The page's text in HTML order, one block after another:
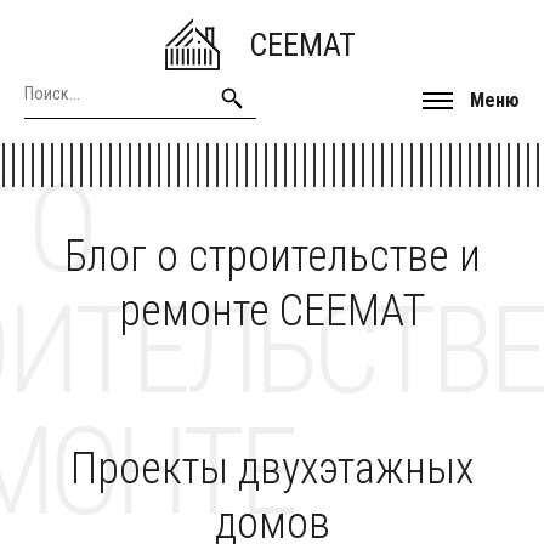
CEEMAT
Меню
Блог о строительстве и
ремонте CEEMAT
О
Проекты двухэтажных
домов